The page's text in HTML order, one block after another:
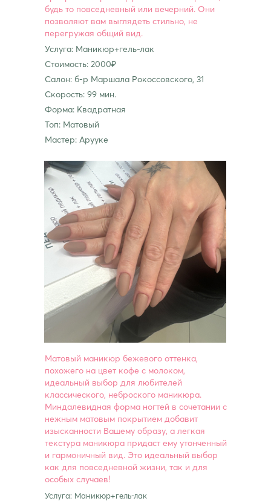
Услуга: Маникюр+гель-лак
Стоимость: 2000₽
Салон: б-р Маршала Рокоссовского, 31
Скорость: 99 мин.
Форма: Квадратная
Топ: Матовый
Мастер: Арууке
будь то повседневный или вечерний. Они
позволяют вам выглядеть стильно, не
перегружая общий вид.
Услуга: Маникюр+гель-лак
Матовый маникюр бежевого оттенка,
похожего на цвет кофе с молоком,
идеальный выбор для любителей
классического, неброского маникюра.
Миндалевидная форма ногтей в сочетании с
нежным матовым покрытием добавит
изысканности Вашему образу, а легкая
текстура маникюра придаст ему утонченный
и гармоничный вид. Это идеальный выбор
как для повседневной жизни, так и для
особых случаев!